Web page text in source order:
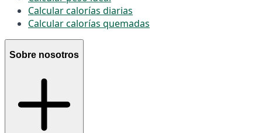
Calcular calorías diarias
Calcular calorías quemadas
Sobre nosotros